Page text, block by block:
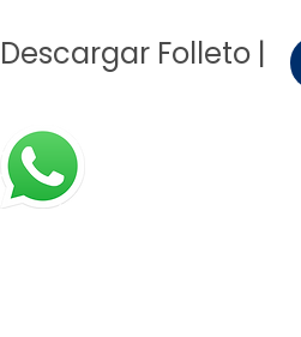
Descargar Folleto |